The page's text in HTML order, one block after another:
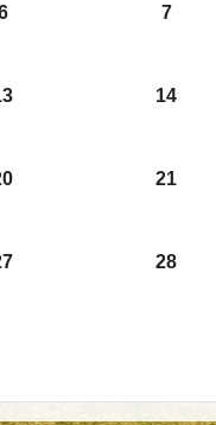
7
14
21
28